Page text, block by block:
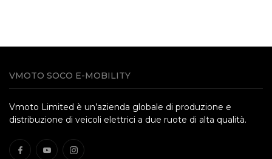
VMOTO SOCO E-MOBILITY
Vmoto Limited è un’azienda globale di produzione e
distribuzione di veicoli elettrici a due ruote di alta qualità.